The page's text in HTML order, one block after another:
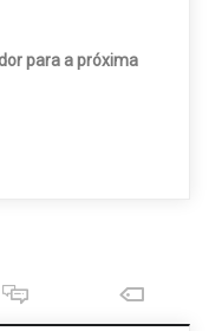
para a próxima